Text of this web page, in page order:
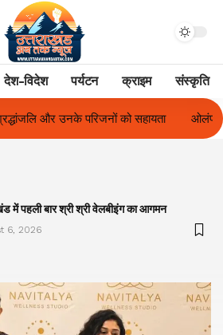
देश-विदेश पर्यटन क्राइम संस्कृति
ओलंपस हाई के इंटर-हाउस फुटबॉल टूर्नामेंट में रिग
में पहली बार श्री श्री वेलबीइंग का आगमन
6, 2026